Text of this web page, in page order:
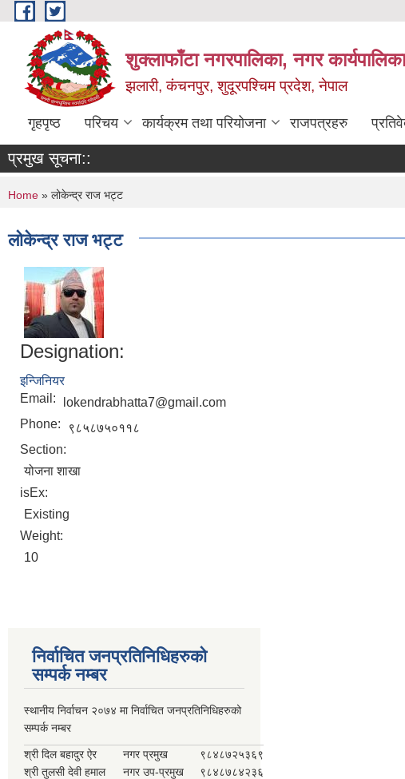
Skip to main content
शुक्लाफाँटा नगरपालिका, नगर
झलारी, कंचनपुर, शुदूरपश्चिम प्रदेश, नेपाल
गृहपृष्ठ परिचय कार्यक्रम तथा परियोजना राजपत्रहरु
प्रमुख सूचना::
You are here
Home » लोकेन्द्र राज भट्ट
लोकेन्द्र राज भट्ट
Designation:
इन्जिनियर
Email:
lokendrabhatta7@gmail.com
Phone:
९८५८७५०११८
Section:
योजना शाखा
isEx:
Existing
Weight:
10
निर्वाचित जनप्रतिनिधिहरुको
सम्पर्क नम्बर
स्थानीय निर्वाचन २०७४ मा निर्वाचित जनप्रतिनिधिहरुको
सम्पर्क नम्बर
श्री दिल बहादुर ऐर नगर प्रमुख
९८४८७२५३६९
श्री तुलसी देवी हमाल
नगर उप-प्रमुख
९८४८७८४२३६